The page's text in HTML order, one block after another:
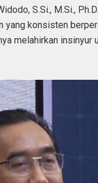
S.Si., M.Si.,
konsisten
melahirkan